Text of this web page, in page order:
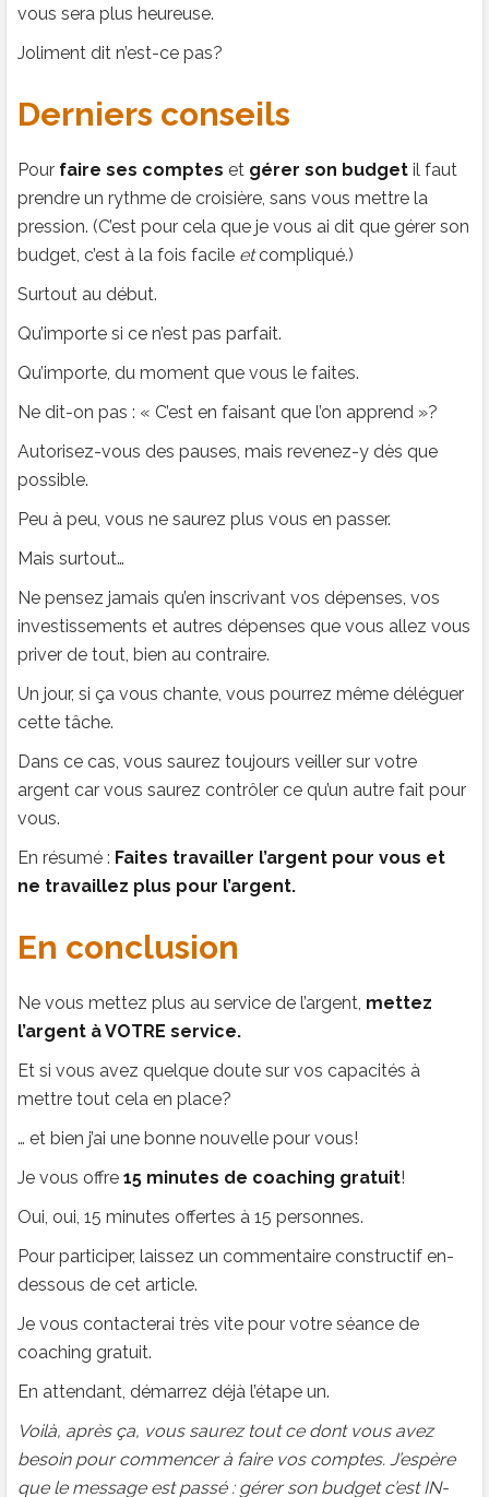
vous sera plus heureuse.
Joliment dit n’est-ce pas?
Derniers conseils
Pour faire ses comptes et gérer son budget il faut
prendre un rythme de croisière, sans vous mettre la
pression. (C’est pour cela que je vous ai dit que gérer son
budget, c’est à la fois facile etcompliqué.)
Surtout au début.
Qu’importe si ce n’est pas parfait.
Qu’importe, du moment que vous le faites.
Ne dit-on pas : « C’est en faisant que l’on apprend »?
Autorisez-vous des pauses, mais revenez-y dès que
possible.
Peu à peu, vous ne saurez plus vous en passer.
Mais surtout…
Ne pensez jamais qu’en inscrivant vos dépenses, vos
investissements et autres dépenses que vous allez vous
priver de tout, bien au contraire.
Un jour, si ça vous chante, vous pourrez même déléguer
cette tâche.
Dans ce cas, vous saurez toujours veiller sur votre
argent car vous saurez contrôler ce qu’un autre fait pour
vous.
En résumé : Faites travailler l’argent pour vous et
ne travaillez plus pour l’argent.
En conclusion
Ne vous mettez plus au service de l’argent, mettez
l’argent à VOTRE service.
Et si vous avez quelque doute sur vos capacités à
mettre tout cela en place?
… et bien j’ai une bonne nouvelle pour vous!
Je vous offre 15 minutes de coaching gratuit!
Oui, oui, 15 minutes offertes à 15 personnes.
Pour participer, laissez un commentaire constructif en-
dessous de cet article.
Je vous contacterai très vite pour votre séance de
coaching gratuit.
En attendant, démarrez déjà l’étape un.
Voilà, après ça, vous saurez tout ce dont vous avez
besoin pour commencer à faire vos comptes. J’espère
que le message est passé : gérer son budget c’est IN-